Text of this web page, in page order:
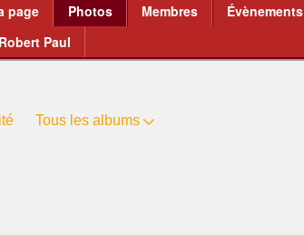
page Photos Membres Évènements
Paul
Tous les albums